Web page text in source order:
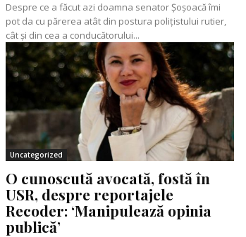
Despre ce a făcut azi doamna senator Șoșoacă îmi
pot da cu părerea atât din postura polițistului rutier,
cât și din cea a conducătorului...
Uncategorized
O cunoscută avocată, fostă în
USR, despre reportajele
Recoder: ‘Manipulează opinia
publică’